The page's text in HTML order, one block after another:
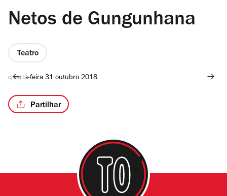
Netos de Gungunhana
Teatro
quarta-feira 31 outubro 2018
Partilhar